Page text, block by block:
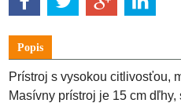
Popis
Prístroj s vysokou citlivosťou,
Masívny prístroj je 15 cm